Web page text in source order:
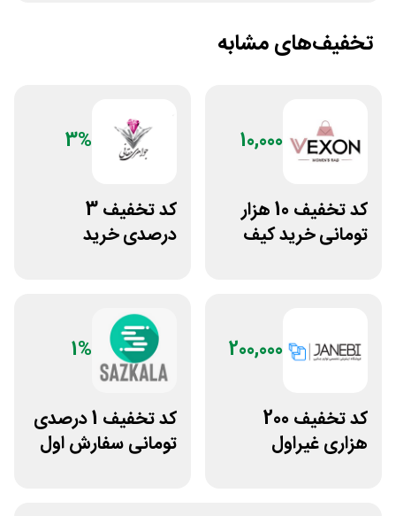
تخفیف‌های مشابه
10,000
کد تخفیف 10 هزار
تومانی خرید کیف
3%
کد تخفیف 3
درصدی خرید
200,000
کد تخفیف 200
هزاری غیراول
1%
کد تخفیف 1 درصدی
تومانی سفارش اول